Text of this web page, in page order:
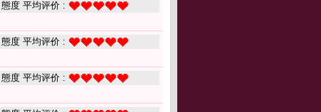
態度 平均评价 :
態度 平均评价 :
態度 平均评价 :